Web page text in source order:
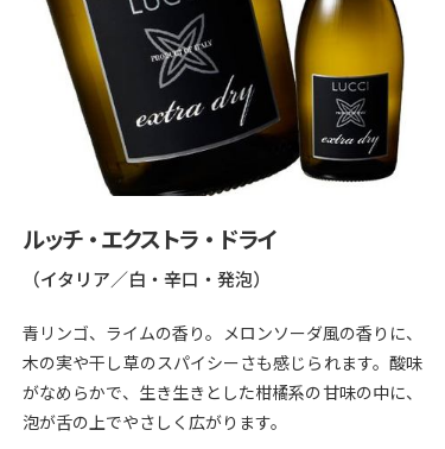
ルッチ・エクストラ・ドライ
（イタリア／白・辛口・発泡）
青リンゴ、ライムの香り。メロンソーダ風の香りに、
木の実や干し草のスパイシーさも感じられます。酸味
がなめらかで、生き生きとした柑橘系の甘味の中に、
泡が舌の上でやさしく広がります。